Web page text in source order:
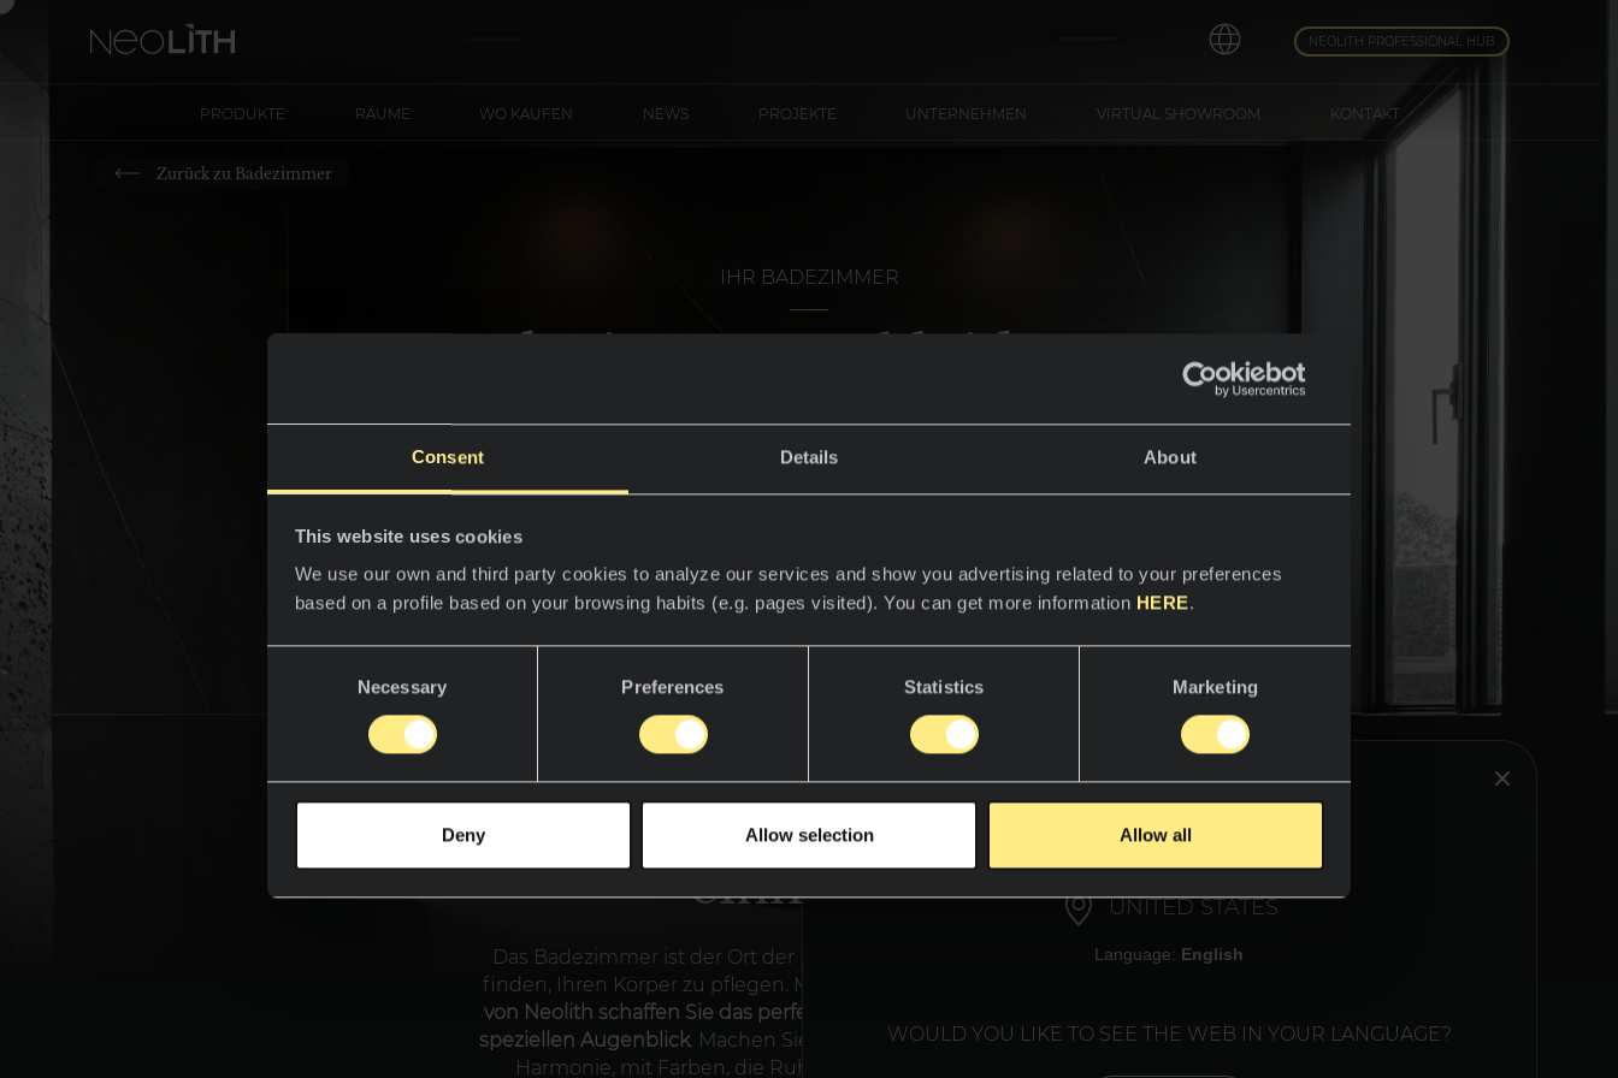
Consent Details About
This website uses cookies
We use our own and third party cookies to analyze our services and show you advertising related to your preferences
based on a profile based on your browsing habits (e.g. pages visited). You can get more information HERE.
Necessary Preferences Statistics Marketing
Deny Allow selection Allow all
NEOLITH PROFESSIONAL HUB
PRODUKTE RÄUME WO KAUFEN NEWS PROJEKTE UNTERNEHMEN VIRTUAL SHOWROOM KONTAKT
UNITED STATES
Language: English
WOULD YOU LIKE TO SEE THE WEB IN YOUR LANGUAGE?
IHR BADEZIMMER
Badezimmerverkleidungen
Lassen Sie sich von
Ihren
Empfindungen
einhüllen
Das Badezimmer ist der Ort der Entspannung, an dem Sie die Zeit
finden, Ihren Körper zu pflegen. Mit den
von Neolith schaffen Sie das perfekte Gleichgewicht für diesen ganz
speziellen Augenblick . Machen Sie Ihr Badezimmer zu einem Ort der
Harmonie, mit Farben, die Ruhe und Gelassenheit vermitteln.
Zurück zu Badezimmer